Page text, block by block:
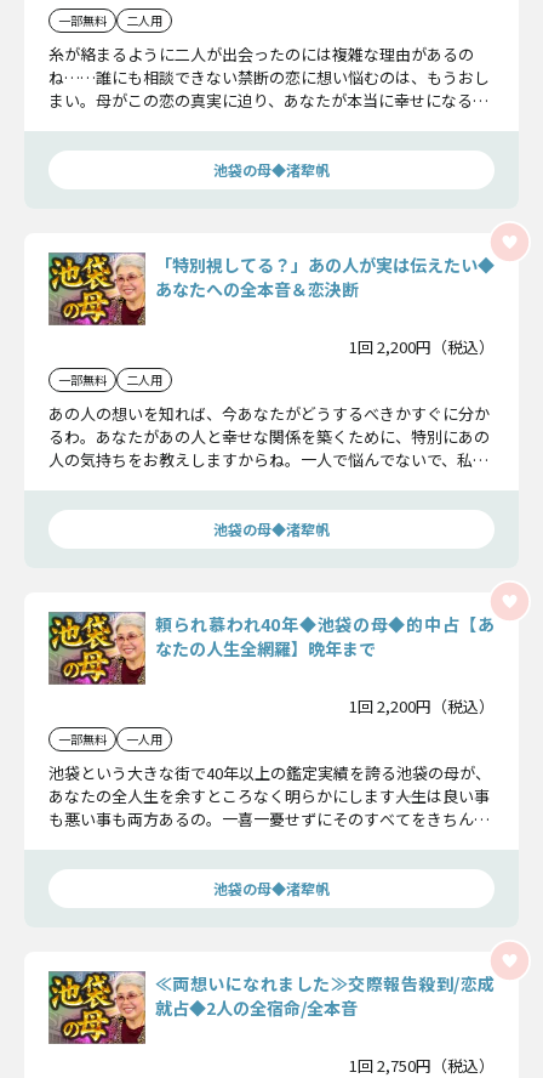
一部無料 二人用
糸が絡まるように二人が出会ったのには複雑な理由があるの
ね……誰にも相談できない禁断の恋に想い悩むのは、もうおし
まい。母がこの恋の真実に迫り、あなたが本当に幸せになるた
池袋の母◆渚犂帆
「特別視してる？」あの人が実は伝えたい◆
あなたへの全本音＆恋決断
1回 2,200円（税込）
一部無料 二人用
あの人の想いを知れば、今あなたがどうするべきかすぐに分か
るわ。あなたがあの人と幸せな関係を築くために、特別にあの
人の気持ちをお教えしますからね。一人で悩んでないで、私と
池袋の母◆渚犂帆
頼られ慕われ40年◆池袋の母◆的中占【あ
なたの人生全網羅】晩年まで
1回 2,200円（税込）
一部無料 一人用
池袋という大きな街で40年以上の鑑定実績を誇る池袋の母が、
あなたの全人生を余すところなく明らかにします――人生は良い事
も悪い事も両方あるの。一喜一憂せずにそのすべてをきちんと
よ。
池袋の母◆渚犂帆
≪両想いになれました≫交際報告殺到/恋成
就占◆2人の全宿命/全本音
1回 2,750円（税込）